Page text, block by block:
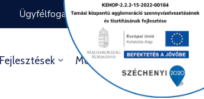
Ügyfélfogadás rendje Ügyintézés
Fejlesztések Média Kultúra